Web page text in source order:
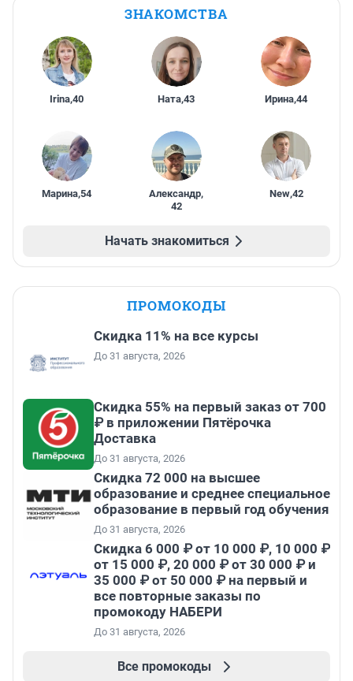
ЗНАКОМСТВА
Irina,40 Ната,43 Ирина,44
Марина,54 Александр,
42
New,42
Начать знакомиться
ПРОМОКОДЫ
Скидка 11% на все курсы
До 31 августа, 2026
Скидка 55% на первый заказ от 700
₽ в приложении Пятёрочка
Доставка
До 31 августа, 2026
Скидка 72 000 на высшее
образование и среднее специальное
образование в первый год обучения
До 31 августа, 2026
Скидка 6 000 ₽ от 10 000 ₽, 10 000 ₽
от 15 000 ₽, 20 000 ₽ от 30 000 ₽ и
35 000 ₽ от 50 000 ₽ на первый и
все повторные заказы по
промокоду НАБЕРИ
До 31 августа, 2026
Все промокоды